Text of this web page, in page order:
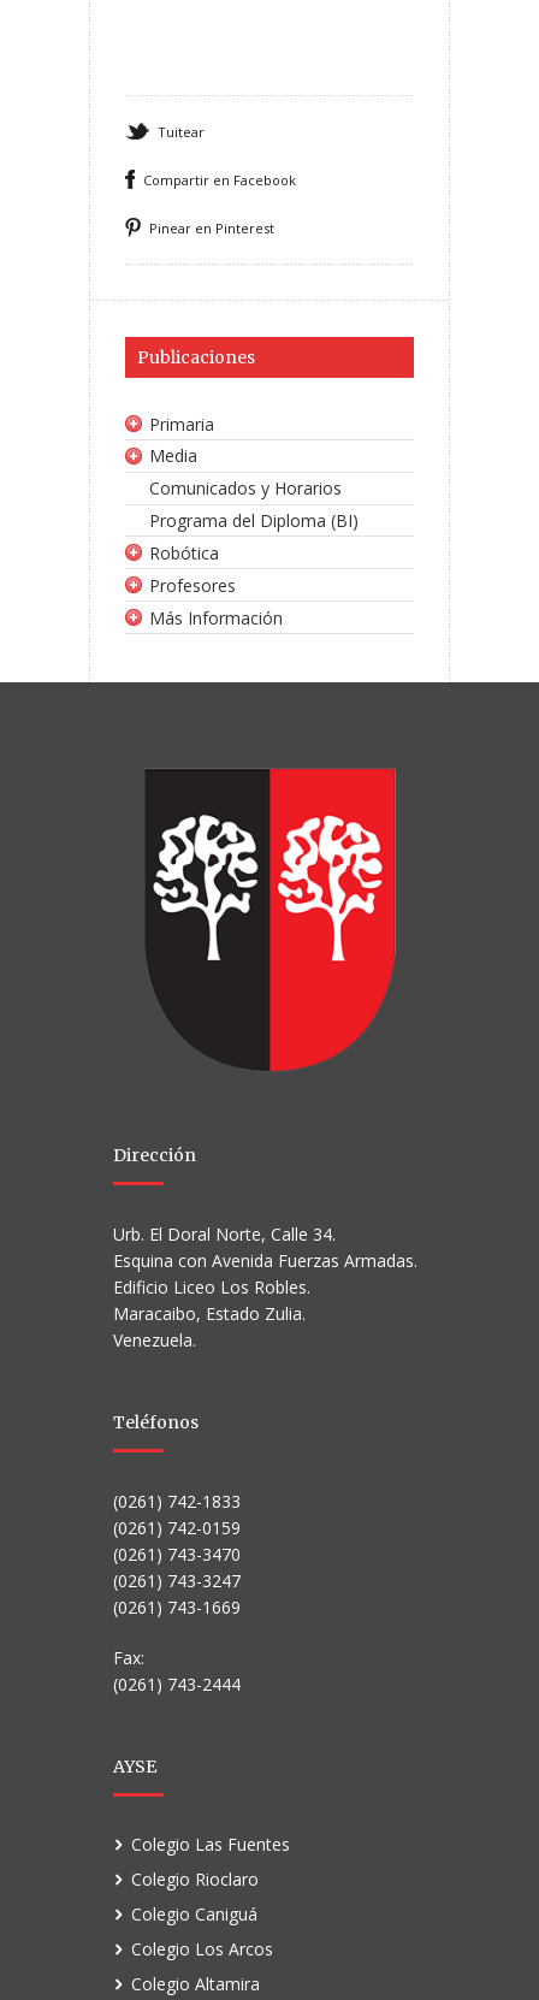
Tuitear
Compartir en Facebook
Pinear en Pinterest
Publicaciones
Primaria
Media
Comunicados y Horarios
Programa del Diploma (BI)
Robótica
Profesores
Más Información
Dirección
Urb. El Doral Norte, Calle 34.
Esquina con Avenida Fuerzas Armadas.
Edificio Liceo Los Robles.
Maracaibo, Estado Zulia.
Venezuela.
Teléfonos
(0261) 742-1833
(0261) 742-0159
(0261) 743-3470
(0261) 743-3247
(0261) 743-1669
Fax:
(0261) 743-2444
AYSE
Colegio Las Fuentes
Colegio Rioclaro
Colegio Caniguá
Colegio Los Arcos
Colegio Altamira